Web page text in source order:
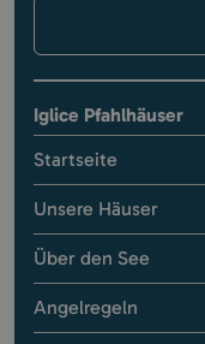
Iglice Pfahlhäuser
Startseite
Unsere Häuser
Über den See
Angelregeln